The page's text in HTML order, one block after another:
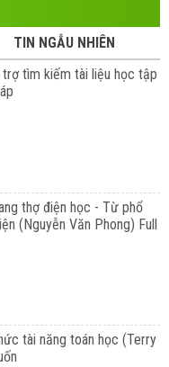
TIN NGẪU NHIÊN
trợ tìm kiếm tài liệu học tập
thợ điện học - Từ phổ
(Nguyễn Văn Phong) Full
tài năng toán học (Terry